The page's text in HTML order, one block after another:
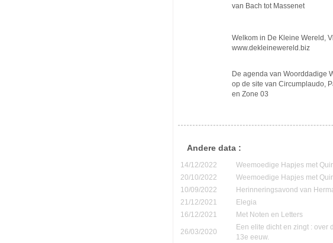
van Bach tot Massenet
Welkom in De Kleine Wereld,
www.dekleinewereld.biz
De agenda van Woorddadige
op de site van Circumplaudo,
en Zone 03
Andere data :
14/12/2022
Weemoedige Hapjes met
20/10/2022
Weemoedige Hapjes met
10/09/2022
Herinneringsavond van
21/12/2021
Elegia
16/12/2021
Met Noten en Letters
26/03/2020
Een elite dicht en zingt : over
13e eeuw.